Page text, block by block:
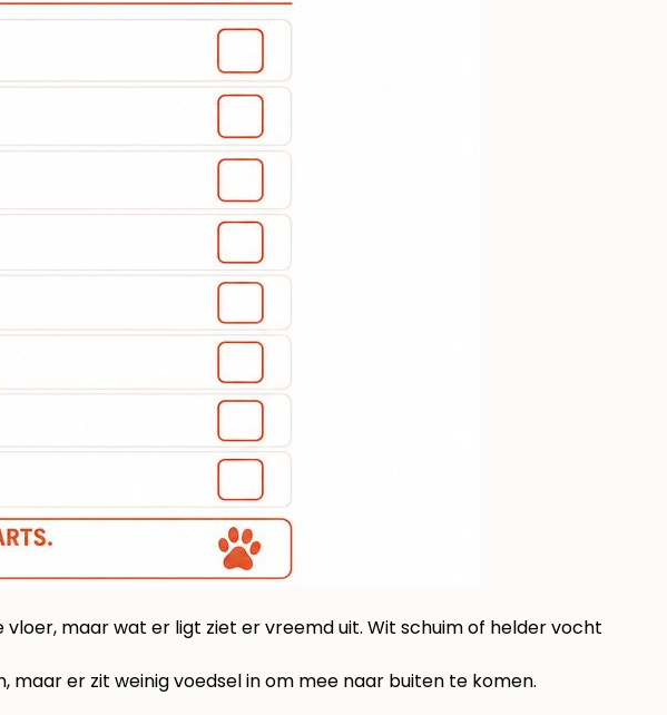
maar wat er ligt ziet er vreemd uit. Wit schuim of helder vocht
maar er zit weinig voedsel in om mee naar buiten te komen.